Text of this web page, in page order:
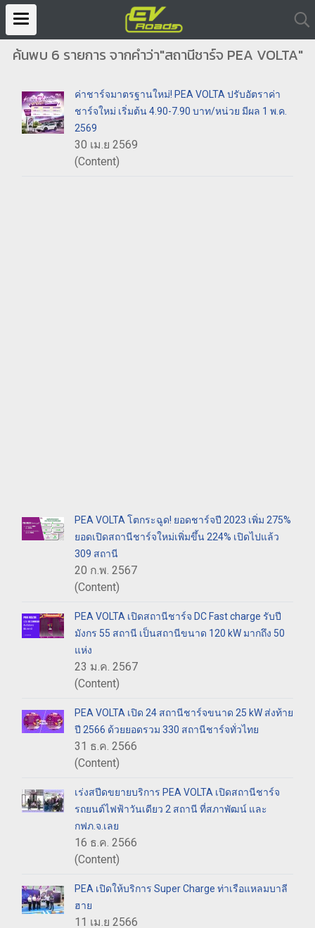
ค้นพบ 6 รายการ จากคำว่า"สถานีชาร์จ PEA VOLTA"
ค่าชาร์จมาตรฐานใหม่! PEA VOLTA ปรับอัตราค่า
ชาร์จใหม่ เริ่มต้น 4.90-7.90 บาท/หน่วย มีผล 1 พ.ค.
2569
30 เม.ย 2569
(Content)
PEA VOLTA โตกระฉูด! ยอดชาร์จปี 2023 เพิ่ม 275%
ยอดเปิดสถานีชาร์จใหม่เพิ่มขึ้น 224% เปิดไปแล้ว
309 สถานี
20 ก.พ. 2567
(Content)
PEA VOLTA เปิดสถานีชาร์จ DC Fast charge รับปี
มังกร 55 สถานี เป็นสถานีขนาด 120 kW มากถึง 50
แห่ง
23 ม.ค. 2567
(Content)
PEA VOLTA เปิด 24 สถานีชาร์จขนาด 25 kW ส่งท้าย
ปี 2566 ด้วยยอดรวม 330 สถานีชาร์จทั่วไทย
31 ธ.ค. 2566
(Content)
เร่งสปีดขยายบริการ PEA VOLTA เปิดสถานีชาร์จ
รถยนต์ไฟฟ้าวันเดียว 2 สถานี ที่สภาพัฒน์ และ
กฟภ.จ.เลย
16 ธ.ค. 2566
(Content)
PEA เปิดให้บริการ Super Charge ท่าเรือแหลมบาลี
ฮาย
11 เม.ย 2566